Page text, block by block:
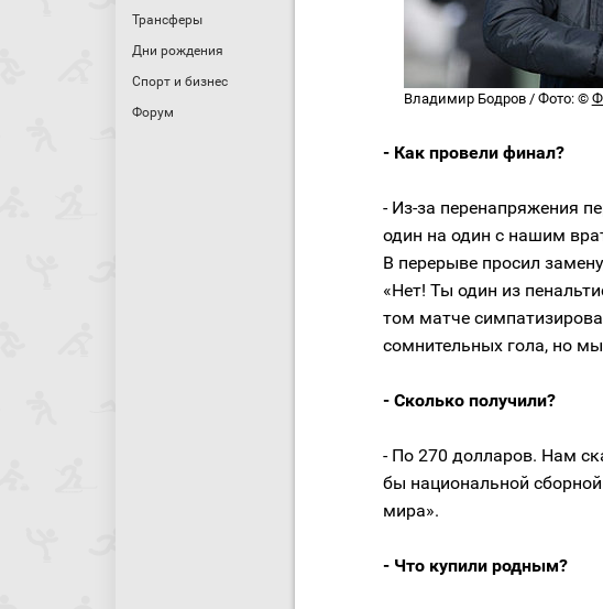
Трансферы
Дни рождения
Спорт и бизнес
Форум
Владимир Бодров / Фото: ©
- Как провели финал?
- Из-за перенапряжения
один на один с нашим
В перерыве просил
«Нет! Ты один из
том матче
сомнительных гола, но
- Сколько получили?
- По 270 долларов. Нам
бы национальной
мира».
- Что купили родным?